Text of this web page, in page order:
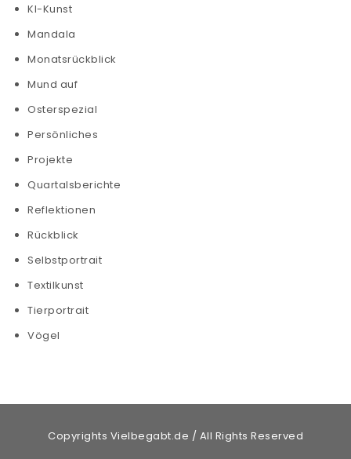
KI-Kunst
Mandala
Monatsrückblick
Mund auf
Osterspezial
Persönliches
Projekte
Quartalsberichte
Reflektionen
Rückblick
Selbstportrait
Textilkunst
Tierportrait
Vögel
Copyrights Vielbegabt.de / All Rights Reserved